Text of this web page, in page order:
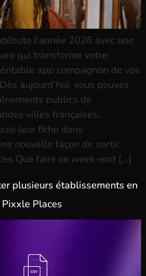
l’année 2026 avec une
qui transforme votre
app compagnon de vos
aujourd’hui, vous pouvez
publics de
villes françaises,
leur fiche dans
nouvelle façon de sortir
Que faire ce week-end […]
plusieurs établissements en
Places